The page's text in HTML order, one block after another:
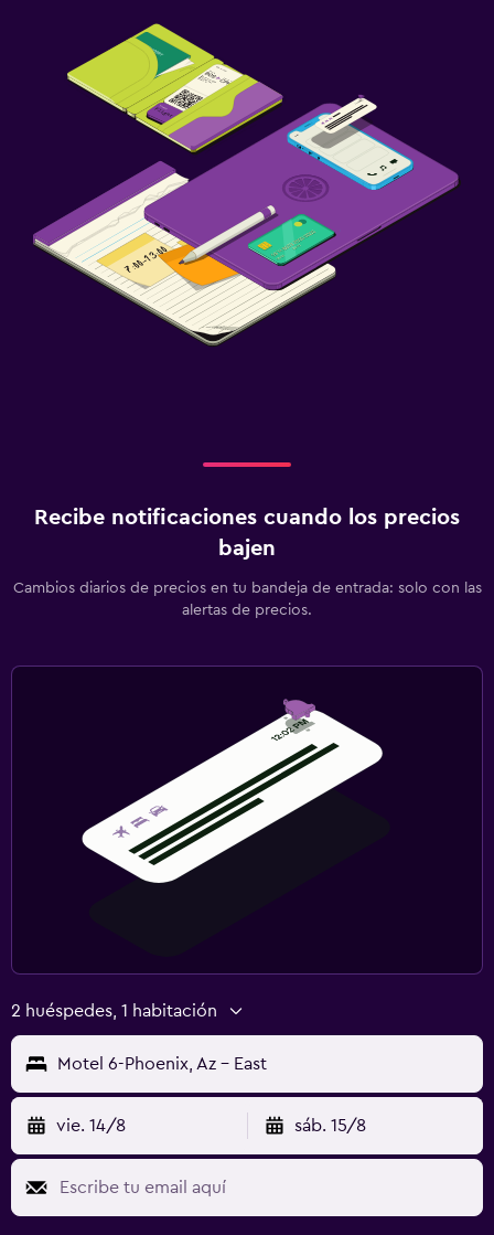
Recibe notificaciones cuando los precios
bajen
Cambios diarios de precios en tu bandeja de entrada: solo con las
alertas de precios.
2 huéspedes, 1 habitación
Motel 6-Phoenix, Az - East
vie. 14/8 sáb. 15/8